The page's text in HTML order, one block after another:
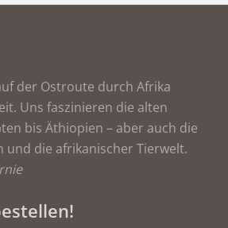
der Ostroute durch Afrika
Uns faszinieren die alten
bis Äthiopien – aber auch die
und die afrikanischer Tierwelt.